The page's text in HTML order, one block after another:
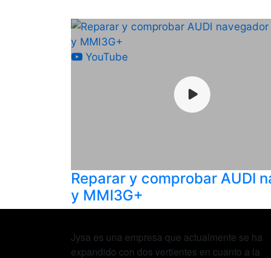
YouTube
Reparar y comprobar AUDI
y MMI3G+
Jysa es una empresa que actualmente se ha
expandido con dos vertientes en cuanto a la